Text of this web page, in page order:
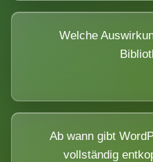
Welche
Ab wann gibt
vollständig